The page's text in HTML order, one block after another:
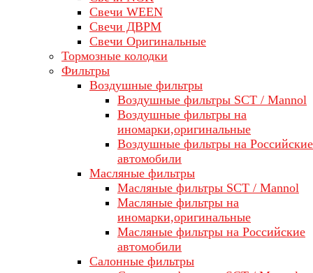
Свечи WEEN
Свечи ДВРМ
Свечи Оригинальные
Тормозные колодки
Фильтры
Воздушные фильтры
Воздушные фильтры SCT / Mannol
Воздушные фильтры на
иномарки,оригинальные
Воздушные фильтры на Российские
автомобили
Масляные фильтры
Масляные фильтры SCT / Mannol
Масляные фильтры на
иномарки,оригинальные
Масляные фильтры на Российские
автомобили
Салонные фильтры